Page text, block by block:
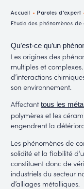
Accueil • Paroles d’expert
Etude des phénomènes
Qu’est-ce qu’un
Les origines des
multiples et
d’interactions
son environnement.
Affectanttous les
polymères et les
engendrent la
Les phénomènes de
solidité et la fiabilité
constituent donc de
industriels du secteur
d’alliages métalliques.